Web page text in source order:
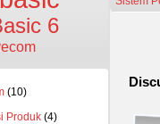
6
(10)
Produk (4)